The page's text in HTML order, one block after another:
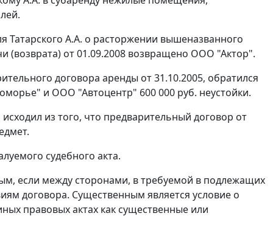
А.А. о расторжении вышеназванного
(возврата) от 01.09.2008 возвращено ООО "Актор".
договора аренды от 31.10.2005, обратился
и ООО "Автоцентр" 600 000 руб. неустойки.
из того, что предварительный договор от
судебного акта.
если между сторонами, в требуемой в подлежащих
договора. Существенным является условие о
правовых актах как существенные или